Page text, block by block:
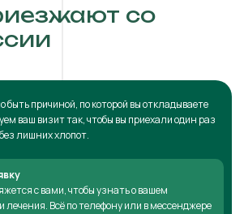
со
быть причиной, по которой вы откладываете
ваш визит так, чтобы вы приехали один раз
лишних хлопот.
с вами, чтобы узнать о вашем
лечения. Всё по телефону или в мессенджере